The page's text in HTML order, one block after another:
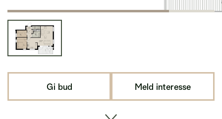
Gi bud Meld interesse